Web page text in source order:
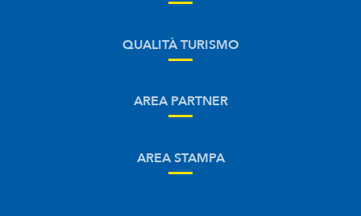
QUALITÀ TURISMO
AREA PARTNER
AREA STAMPA